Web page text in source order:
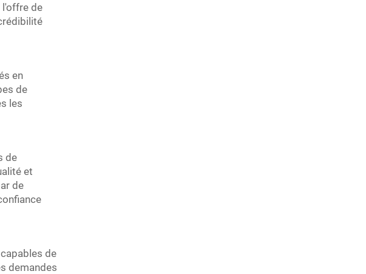
l'offre de
en
de
les
de
et
de
de
demandes